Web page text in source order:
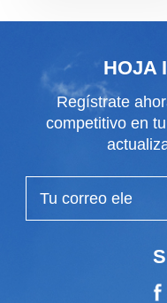
HOJA
Regístrate
competitivo en